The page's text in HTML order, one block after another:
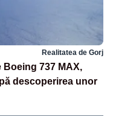
Realitatea de Gorj
737 MAX,
descoperirea unor